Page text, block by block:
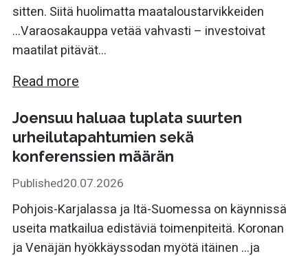
sitten. Siitä huolimatta maataloustarvikkeiden
...Varaosakauppa vetää vahvasti – investoivat
maatilat pitävät...
Read more
Joensuu haluaa tuplata suurten
urheilutapahtumien sekä
konferenssien määrän
Published20.07.2026
Pohjois-Karjalassa ja Itä-Suomessa on käynnissä
useita matkailua edistäviä toimenpiteitä. Koronan
ja Venäjän hyökkäyssodan myötä itäinen ...ja